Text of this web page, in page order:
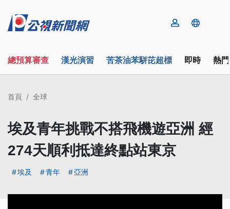
總預算審查 漢光演習 苦茶油苯駢芘超標 即時 熱
首頁 全球
埃及青年挑戰不搭飛機遊亞洲 經
274天順利抵達終點站東京
埃及 青年 亞洲